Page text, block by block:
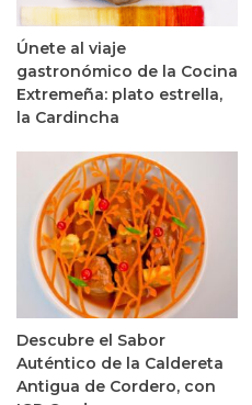
Únete al viaje
gastronómico de la Cocina
Extremeña: plato estrella,
la Cardincha
Descubre el Sabor
Auténtico de la Caldereta
Antigua de Cordero, con